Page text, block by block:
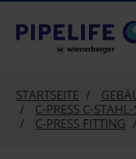
text.skipToContent
text.skipToNavigation
STARTSEITE
C-PRESS C-
C-PRESS FITTING